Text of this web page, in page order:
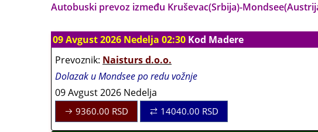
Autobuski prevoz između Kruševac(Srbija)-
09 Avgust 2026 Nedelja 02:30 Kod Madere
Prevoznik: Naisturs d.o.o.
Dolazak u Mondsee po redu vožnje
09 Avgust 2026 Nedelja
9360.00 RSD 14040.00 RSD